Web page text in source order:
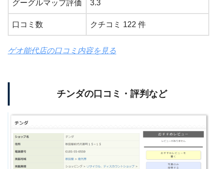
グーグルマップ評価 3.3
口コミ数 クチコミ 122 件
ゲオ能代店の口コミ内容を見る
チンダの口コミ・評判など